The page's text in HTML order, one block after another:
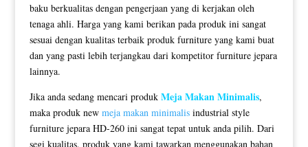
baku berkualitas dengan pengerjaan yang di kerjakan oleh
tenaga ahli. Harga yang kami berikan pada produk ini sangat
sesuai dengan kualitas terbaik produk furniture yang kami buat
dan yang pasti lebih terjangkau dari kompetitor furniture jepara
lainnya.
Jika anda sedang mencari produk Meja Makan Minimalis,
maka produk new meja makan minimalisindustrial style
furniture jepara HD-260 ini sangat tepat untuk anda pilih. Dari
segi kualitas, produk yang kami tawarkan menggunakan bahan